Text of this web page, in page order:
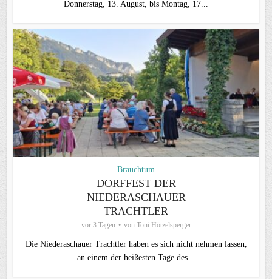
Donnerstag, 13. August, bis Montag, 17...
Brauchtum
DORFFEST DER
NIEDERASCHAUER
TRACHTLER
vor 3 Tagen von Toni Hötzelsperger
Die Niederaschauer Trachtler haben es sich nicht nehmen lassen,
an einem der heißesten Tage des...